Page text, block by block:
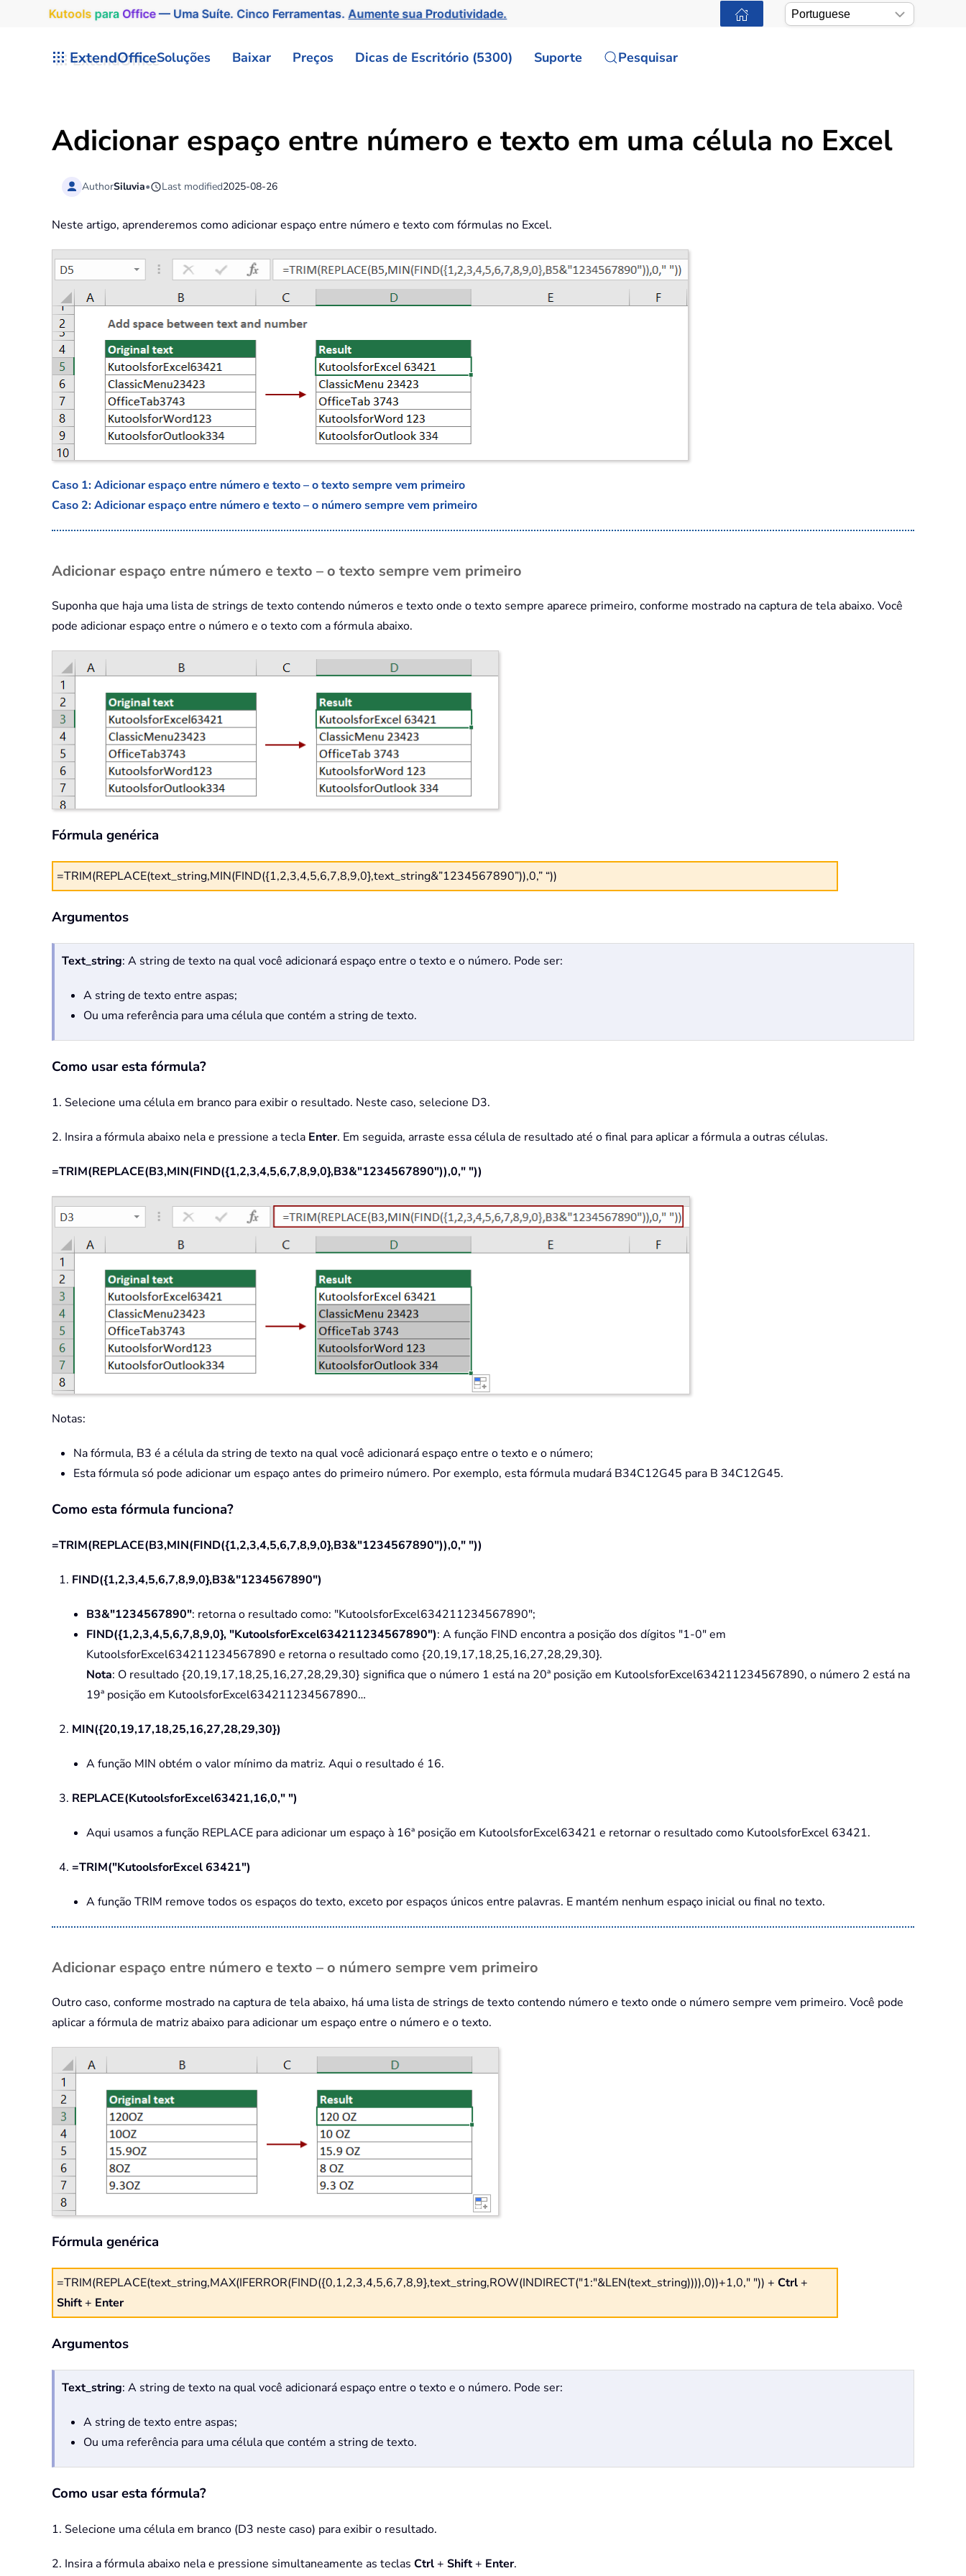
Kutools para Office— Uma Suíte. Cinco Ferramentas.Aumente sua Produtividade.
ExtendOfficeSoluções Baixar Preços Dicas de Escritório (5300) Suporte Pesquisar
Adicionar espaço entre número e texto em uma célula no Excel
AuthorSiluvia• Last modified2025-08-26
Neste artigo, aprenderemos como adicionar espaço entre número e texto com fórmulas no Excel.
Caso 1: Adicionar espaço entre número e texto – o texto sempre vem primeiro
Caso 2: Adicionar espaço entre número e texto – o número sempre vem primeiro
Adicionar espaço entre número e texto – o texto sempre vem primeiro
Suponha que haja uma lista de strings de texto contendo números e texto onde o texto sempre aparece primeiro, conforme mostrado na captura de tela abaixo. Você
pode adicionar espaço entre o número e o texto com a fórmula abaixo.
Fórmula genérica
=TRIM(REPLACE(text_string,MIN(FIND({1,2,3,4,5,6,7,8,9,0},text_string&”1234567890”)),0,” “))
Argumentos
Text_string: A string de texto na qual você adicionará espaço entre o texto e o número. Pode ser:
A string de texto entre aspas;
Ou uma referência para uma célula que contém a string de texto.
Como usar esta fórmula?
1. Selecione uma célula em branco para exibir o resultado. Neste caso, selecione D3.
2. Insira a fórmula abaixo nela e pressione a tecla Enter. Em seguida, arraste essa célula de resultado até o final para aplicar a fórmula a outras células.
=TRIM(REPLACE(B3,MIN(FIND({1,2,3,4,5,6,7,8,9,0},B3&"1234567890")),0," "))
Notas:
Na fórmula, B3 é a célula da string de texto na qual você adicionará espaço entre o texto e o número;
Esta fórmula só pode adicionar um espaço antes do primeiro número. Por exemplo, esta fórmula mudará B34C12G45 para B 34C12G45.
Como esta fórmula funciona?
=TRIM(REPLACE(B3,MIN(FIND({1,2,3,4,5,6,7,8,9,0},B3&"1234567890")),0," "))
1. FIND({1,2,3,4,5,6,7,8,9,0},B3&"1234567890")
B3&"1234567890": retorna o resultado como: "KutoolsforExcel634211234567890";
FIND({1,2,3,4,5,6,7,8,9,0}, "KutoolsforExcel634211234567890"): A função FIND encontra a posição dos dígitos "1-0" em
KutoolsforExcel634211234567890 e retorna o resultado como {20,19,17,18,25,16,27,28,29,30}.
Nota: O resultado {20,19,17,18,25,16,27,28,29,30} significa que o número 1 está na 20ª posição em KutoolsforExcel634211234567890, o número 2 está na
19ª posição em KutoolsforExcel634211234567890…
2. MIN({20,19,17,18,25,16,27,28,29,30})
A função MIN obtém o valor mínimo da matriz. Aqui o resultado é 16.
3. REPLACE(KutoolsforExcel63421,16,0," ")
Aqui usamos a função REPLACE para adicionar um espaço à 16ª posição em KutoolsforExcel63421 e retornar o resultado como KutoolsforExcel 63421.
4. =TRIM("KutoolsforExcel 63421")
A função TRIM remove todos os espaços do texto, exceto por espaços únicos entre palavras. E mantém nenhum espaço inicial ou final no texto.
Adicionar espaço entre número e texto – o número sempre vem primeiro
Outro caso, conforme mostrado na captura de tela abaixo, há uma lista de strings de texto contendo número e texto onde o número sempre vem primeiro. Você pode
aplicar a fórmula de matriz abaixo para adicionar um espaço entre o número e o texto.
Fórmula genérica
=TRIM(REPLACE(text_string,MAX(IFERROR(FIND({0,1,2,3,4,5,6,7,8,9},text_string,ROW(INDIRECT("1:"&LEN(text_string)))),0))+1,0," ")) + Ctrl+
Shift+ Enter
Argumentos
Text_string: A string de texto na qual você adicionará espaço entre o texto e o número. Pode ser:
A string de texto entre aspas;
Ou uma referência para uma célula que contém a string de texto.
Como usar esta fórmula?
1. Selecione uma célula em branco (D3 neste caso) para exibir o resultado.
2. Insira a fórmula abaixo nela e pressione simultaneamente as teclas Ctrl+ Shift+ Enter.